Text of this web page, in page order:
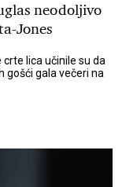
neodoljivo
Jones
lica učinile su da
gošći gala večeri na